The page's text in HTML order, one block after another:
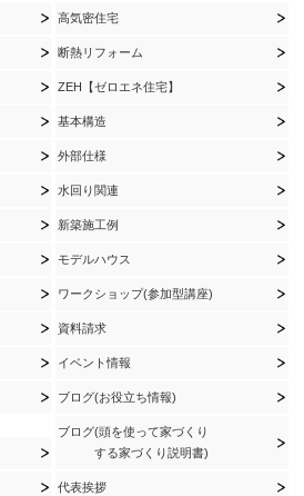
高気密住宅
断熱リフォーム
ZEH【ゼロエネ住宅】
基本構造
外部仕様
水回り関連
新築施工例
モデルハウス
ワークショップ(参加型講座)
資料請求
イベント情報
ブログ(お役立ち情報)
ブログ(頭を使って家づくり
する家づくり説明書)
代表挨拶